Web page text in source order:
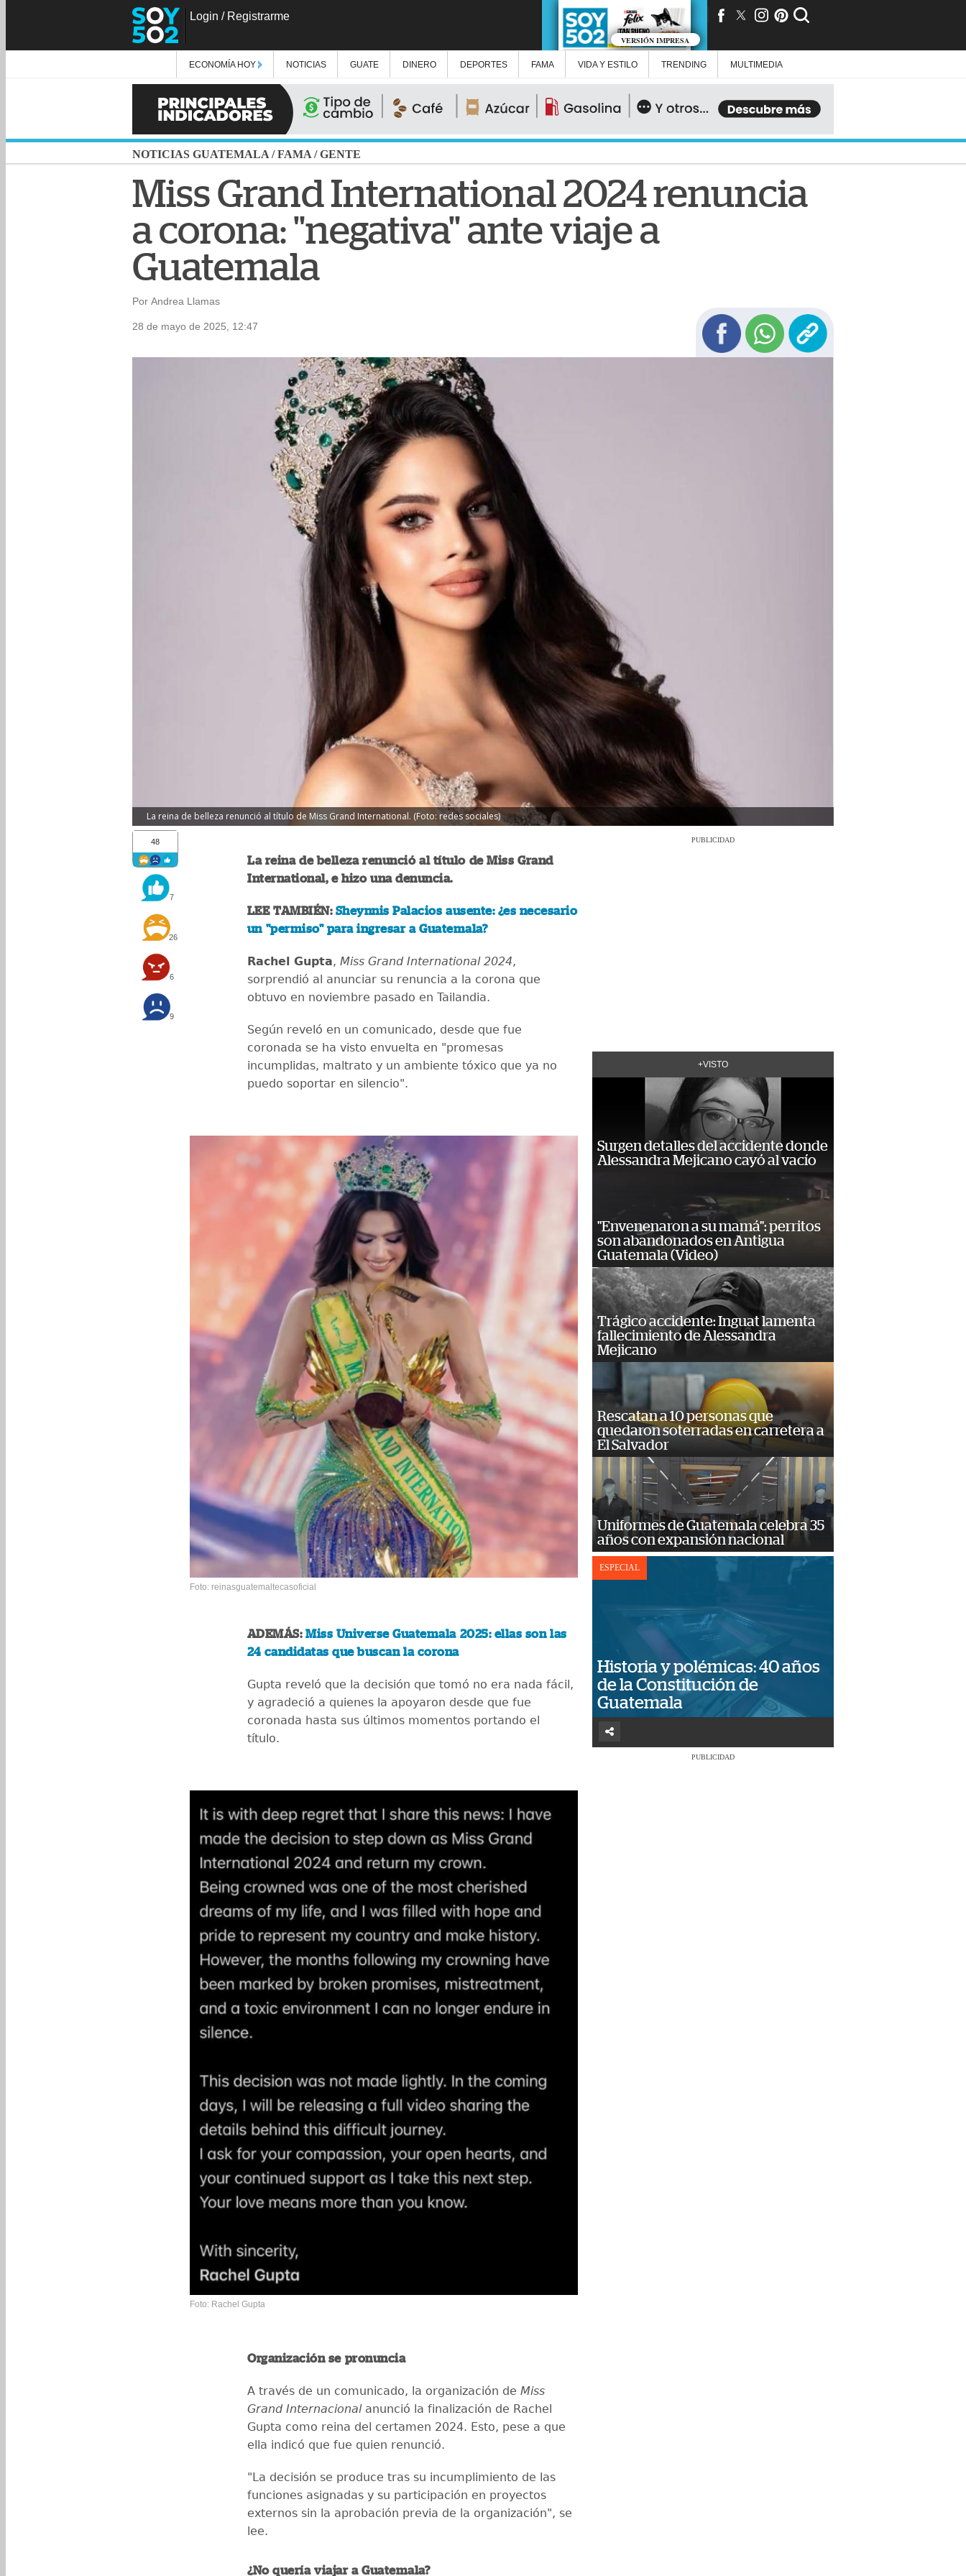
Login / Registrarme
VERSIÓN IMPRESA
ECONOMÍA HOY NOTICIAS GUATE DINERO DEPORTES FAMA VIDA Y ESTILO TRENDING MULTIMEDIA
NOTICIAS GUATEMALA /FAMA /GENTE
Miss Grand International 2024 renuncia
a corona: "negativa" ante viaje a
Guatemala
Por Andrea Llamas
28 de mayo de 2025, 12:47
La reina de belleza renunció al título de Miss Grand International. (Foto: redes sociales)
48
7
26
6
9
La reina de belleza renunció al título de Miss Grand
International, e hizo una denuncia.
LEE TAMBIÉN: Sheynnis Palacios ausente: ¿es necesario
un "permiso" para ingresar a Guatemala?
Rachel Gupta, Miss Grand International 2024,
sorprendió al anunciar su renuncia a la corona que
obtuvo en noviembre pasado en Tailandia.
Según reveló en un comunicado, desde que fue
coronada se ha visto envuelta en "promesas
incumplidas, maltrato y un ambiente tóxico que ya no
puedo soportar en silencio".
Foto: reinasguatemaltecasoficial
ADEMÁS:Miss Universe Guatemala 2025: ellas son las
24 candidatas que buscan la corona
Gupta reveló que la decisión que tomó no era nada fácil,
y agradeció a quienes la apoyaron desde que fue
coronada hasta sus últimos momentos portando el
título.
Foto: Rachel Gupta
Organización se pronuncia
A través de un comunicado, la organización de Miss
Grand Internacionalanunció la finalización de Rachel
Gupta como reina del certamen 2024. Esto, pese a que
ella indicó que fue quien renunció.
"La decisión se produce tras su incumplimiento de las
funciones asignadas y su participación en proyectos
externos sin la aprobación previa de la organización", se
lee.
¿No quería viajar a Guatemala?
PUBLICIDAD
+VISTO
Surgen detalles del accidente donde
Alessandra Mejicano cayó al vacío
"Envenenaron a su mamá": perritos
son abandonados en Antigua
Guatemala (Video)
Trágico accidente: Inguat lamenta
fallecimiento de Alessandra
Mejicano
Rescatan a 10 personas que
quedaron soterradas en carretera a
El Salvador
Uniformes de Guatemala celebra 35
años con expansión nacional
ESPECIAL
Historia y polémicas: 40 años
de la Constitución de
Guatemala
PUBLICIDAD